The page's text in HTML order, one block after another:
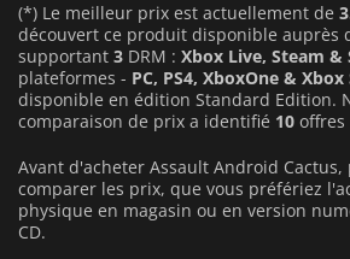
(*) Le meilleur prix est actuellement de
découvert ce produit disponible auprès
supportant 3 DRM : Xbox Live, Steam &
plateformes - PC, PS4, XboxOne & Xbox
disponible en édition Standard Edition.
comparaison de prix a identifié 10
Avant d'acheter Assault Android
comparer les prix, que vous préfériez
physique en magasin ou en version
CD.